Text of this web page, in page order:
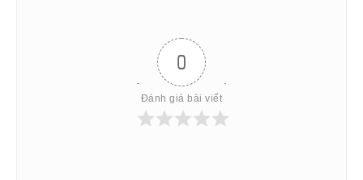
0
Đánh giá bài viết